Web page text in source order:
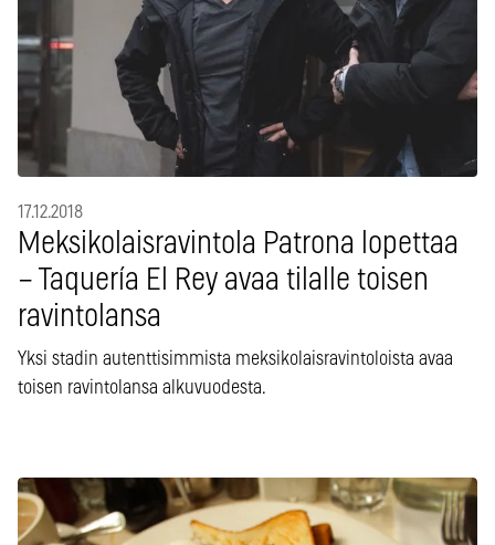
17.12.2018
Meksikolaisravintola Patrona lopettaa
– Taquería El Rey avaa tilalle toisen
ravintolansa
Yksi stadin autenttisimmista meksikolaisravintoloista avaa
toisen ravintolansa alkuvuodesta.